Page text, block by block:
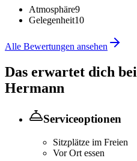
Atmosphäre9
Gelegenheit10
Alle Bewertungen ansehen
Das erwartet dich bei
Hermann
Serviceoptionen
Sitzplätze im Freien
Vor Ort essen